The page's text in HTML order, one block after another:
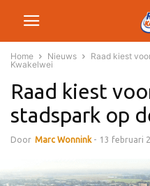
Home Nieuws
Raad kiest
Kwakelwei
Raad kiest
stadspark op
Door Marc Wonnink - 13 februari